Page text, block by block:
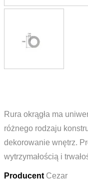
Rura okrągła ma
różnego rodzaju
dekorowanie wnętrz.
wytrzymałością i
Producent Cezar